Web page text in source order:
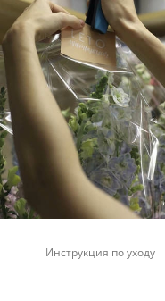
Инструкция по уходу